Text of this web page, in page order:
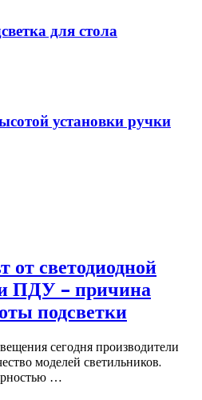
для стола
установки ручки
от светодиодной
ПДУ – причина
подсветки
сегодня производители
моделей светильников.
…